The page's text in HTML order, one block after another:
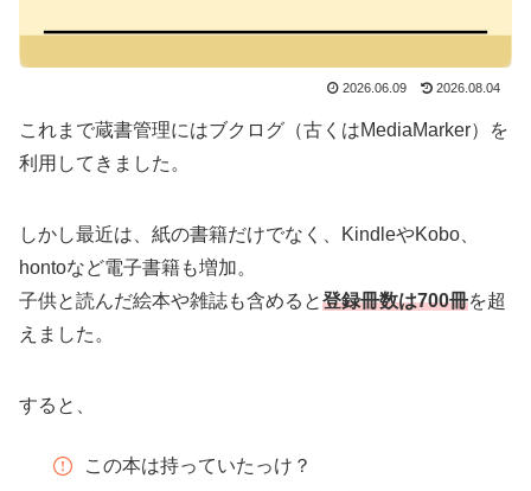
2026.06.09 2026.08.04
これまで蔵書管理にはブクログ（古くはMediaMarker）を
利用してきました。
しかし最近は、紙の書籍だけでなく、KindleやKobo、
hontoなど電子書籍も増加。
子供と読んだ絵本や雑誌も含めると登録冊数は700冊を超
えました。
すると、
この本は持っていたっけ？